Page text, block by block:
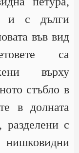
и с дълги
във вид
са
върху
стъбло в
в долната
с
нишковидни